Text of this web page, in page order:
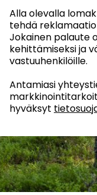
Alla olevalla
tehdä
Jokainen palaute
kehittämiseksi ja
vastuuhenkilöille.
Antamiasi
hyväksyt